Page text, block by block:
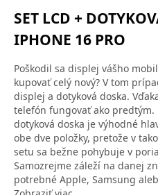
nachádzate:
SET LCD +
IPHONE 16 PRO
Poškodil sa displej vášho
kupovať celý nový? V tom
displej a dotyková doska.
telefón fungovať ako predtým.
dotyková doska je výhodné
obe dve položky, pretože v
setu sa bežne pohybuje v
Samozrejme záleží na danej
potrebné Apple, Samsung